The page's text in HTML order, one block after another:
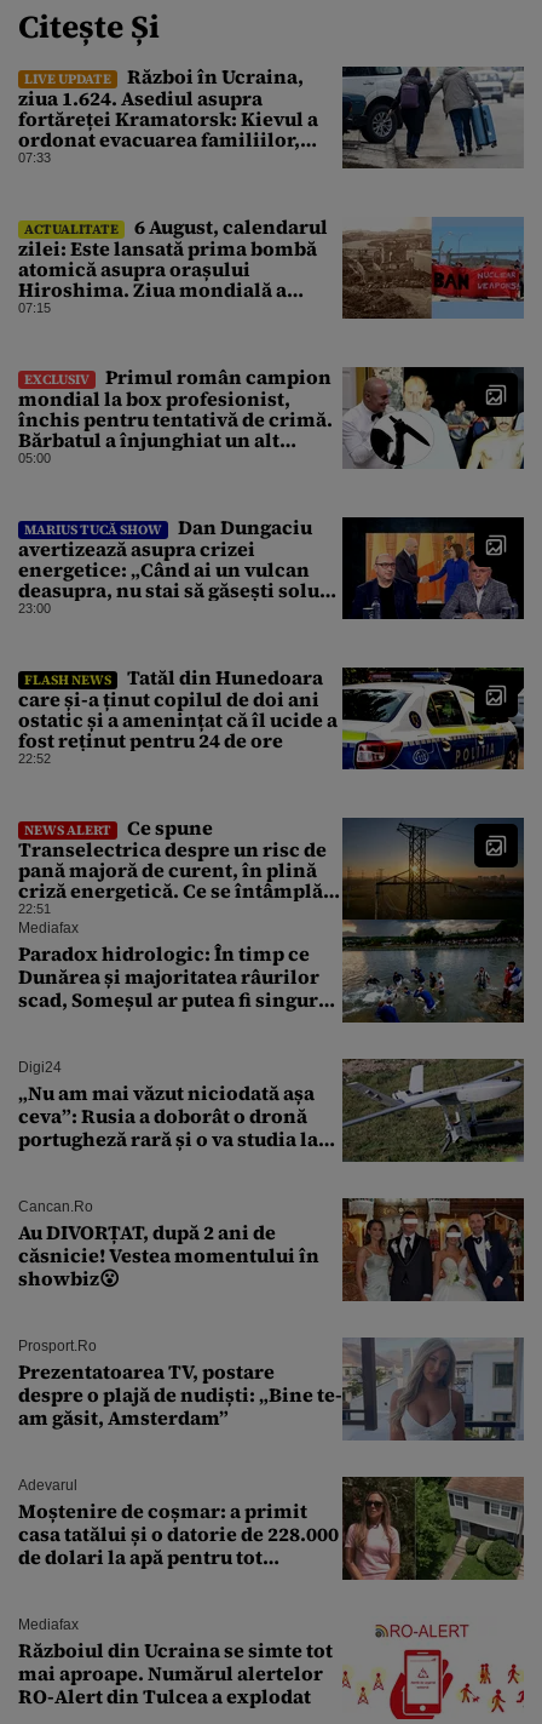
Citește Și
LIVE UPDATE
Război în Ucraina,
ziua 1.624. Asediul asupra
fortăreței Kramatorsk: Kievul a
ordonat evacuarea familiilor,
rușii sunt la 20 de km de oraș
07:33
ACTUALITATE
6 August, calendarul
zilei: Este lansată prima bombă
atomică asupra orașului
Hiroshima. Ziua mondială a
luptei pentru interzicerea armei
07:15
EXCLUSIV
Primul român campion
mondial la box profesionist,
închis pentru tentativă de crimă.
Bărbatul a înjunghiat un alt
interlop periculos
05:00
MARIUS TUCĂ SHOW
Dan Dungaciu
avertizează asupra crizei
energetice: „Când ai un vulcan
deasupra, nu stai să găsești soluții
cu leucoplast”
23:00
FLASH NEWS
Tatăl din Hunedoara
care și-a ținut copilul de doi ani
ostatic și a amenințat că îl ucide a
fost reținut pentru 24 de ore
22:52
NEWS ALERT
Ce spune
Transelectrica despre un risc de
pană majoră de curent, în plină
criză energetică. Ce se întâmplă
cu Sistemul Electroenergetic
Național
22:51
Mediafax
Paradox hidrologic: În timp ce
Dunărea și majoritatea râurilor
scad, Someșul ar putea fi singurul
Digi24
„Nu am mai văzut niciodată așa
ceva”: Rusia a doborât o dronă
portugheză rară și o va studia la
Cancan.ro
Au DIVORȚAT, după 2 ani de
căsnicie! Vestea momentului în
showbiz😮
Prosport.ro
Prezentatoarea TV, postare
despre o plajă de nudiști: „Bine te-
am găsit, Amsterdam”
Adevarul
Moștenire de coșmar: a primit
casa tatălui și o datorie de 228.000
de dolari la apă pentru tot
Mediafax
Războiul din Ucraina se simte tot
mai aproape. Numărul alertelor
RO-Alert din Tulcea a explodat